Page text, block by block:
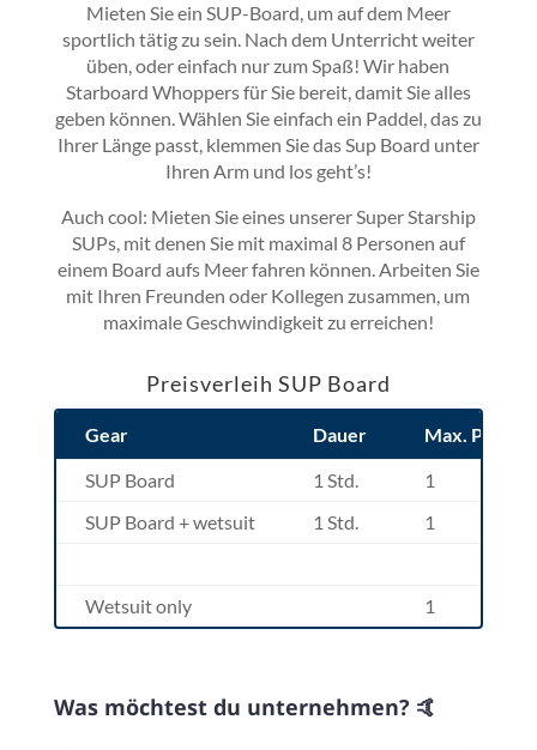
Mieten Sie ein SUP-Board, um auf dem Meer
sportlich tätig zu sein. Nach dem Unterricht weiter
üben, oder einfach nur zum Spaß! Wir haben
Starboard Whoppers für Sie bereit, damit Sie alles
geben können. Wählen Sie einfach ein Paddel, das zu
Ihrer Länge passt, klemmen Sie das Sup Board unter
Ihren Arm und los geht’s!
Auch cool: Mieten Sie eines unserer Super Starship
SUPs, mit denen Sie mit maximal 8 Personen auf
einem Board aufs Meer fahren können. Arbeiten Sie
mit Ihren Freunden oder Kollegen zusammen, um
maximale Geschwindigkeit zu erreichen!
Preisverleih SUP Board
Gear Dauer
Max. Pers.
SUP Board
1 Std.
1
SUP Board + wetsuit
1 Std. 1
Wetsuit only 1